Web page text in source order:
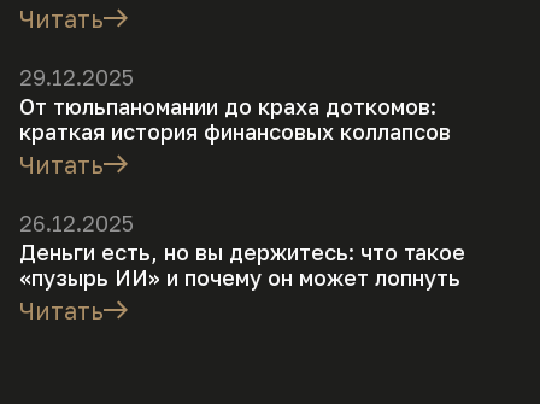
Читать
29.12.2025
От тюльпаномании до краха доткомов:
краткая история финансовых коллапсов
Читать
26.12.2025
Деньги есть, но вы держитесь: что такое
«пузырь ИИ» и почему он может лопнуть
Читать